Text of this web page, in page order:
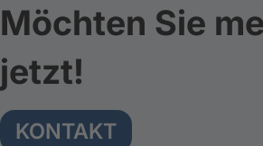
Möchten Sie
jetzt!
KONTAKT